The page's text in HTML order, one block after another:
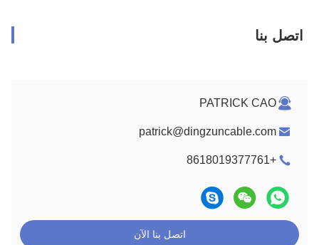
اتصل بنا
PATRICK CAO
patrick@dingzuncable.com
+8618019377761
اتصل بنا الآن